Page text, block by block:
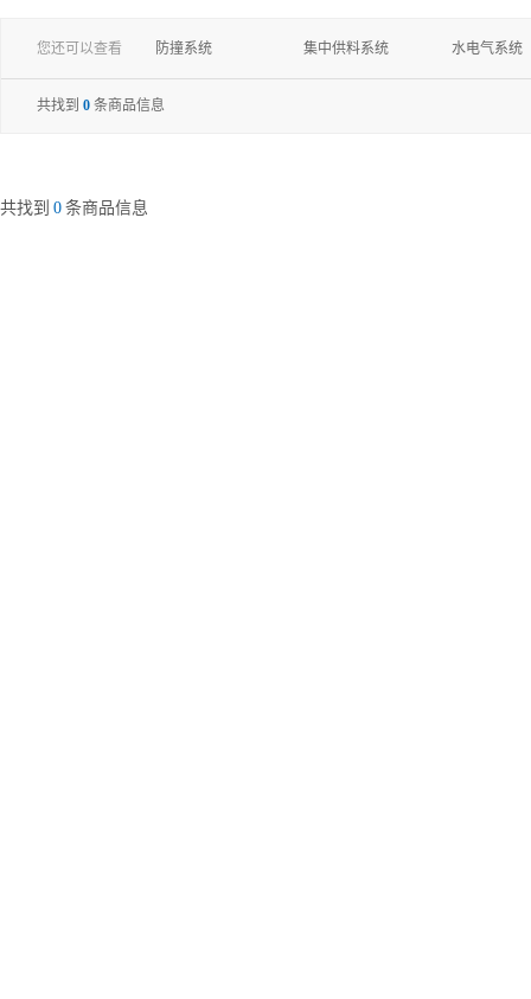
您还可以查看 防撞系统 集中供料系统 水电气系统
共找到 0 条商品信息
共找到 0 条商品信息